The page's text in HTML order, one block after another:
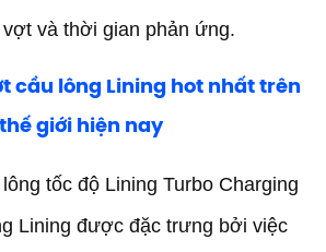
và thời gian phản ứng.
tốc độ Lining Turbo Charging
Lining được đặc trưng bởi việc